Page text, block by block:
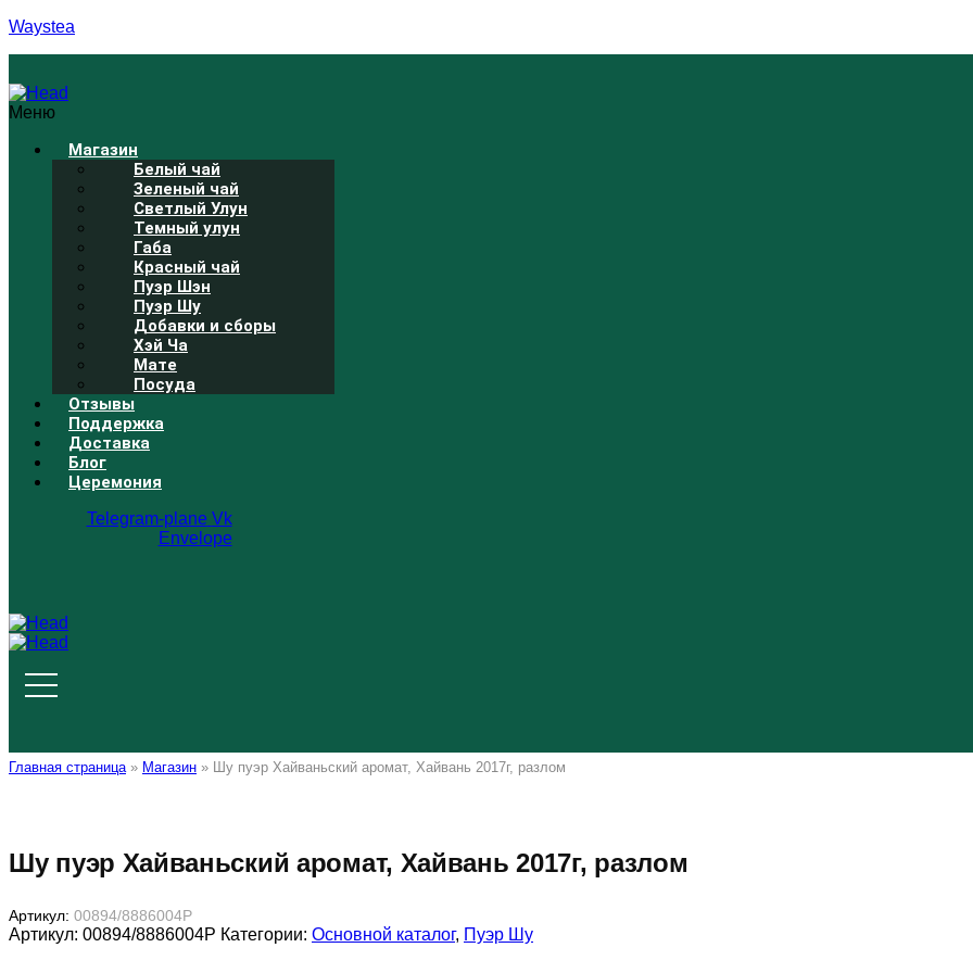
Waystea
Меню
Магазин
Белый чай
Зеленый чай
Светлый Улун
Темный улун
Габа
Красный чай
Пуэр Шэн
Пуэр Шу
Добавки и сборы
Хэй Ча
Мате
Посуда
Отзывы
Поддержка
Доставка
Блог
Церемония
Telegram-plane Vk
Envelope
Главная страница » Магазин » Шу пуэр Хайваньский аромат, Хайвань 2017г, разлом
Шу пуэр Хайваньский аромат, Хайвань 2017г, разлом
Артикул: 00894/8886004Р
Артикул: 00894/8886004Р Категории: Основной каталог, Пуэр Шу